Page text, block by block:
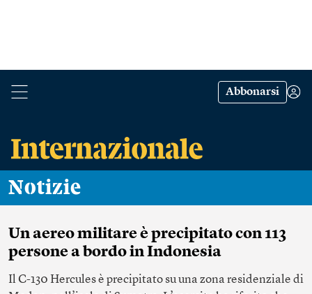
Abbonarsi
Notizie
Un aereo militare è precipitato con 113
persone a bordo in Indonesia
Il C-130 Hercules è precipitato su una zona residenziale di